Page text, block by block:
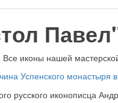
иконы нашей
Успенского монастыря
русского иконописца